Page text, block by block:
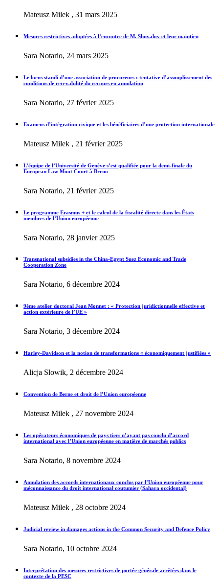
Mateusz Milek , 31 mars 2025
Mesures restrictives adoptées à l’encontre de M. Shuvalov et leur maintien
Sara Notario, 24 mars 2025
Le locus standi d’une association de procureurs : tentative d’assouplissement des
conditions de recevabilité du recours en annulation
Sara Notario, 27 février 2025
Examens d’intégration civique et les bénéficiaires d’une protection internationale
Mateusz Milek , 21 février 2025
L’équipe de l’Université de Genève s’est qualifiée pour la demi-finale du
European Law Moot Court à Brrno
Sara Notario, 21 février 2025
Le programme Erasmus + et le calcul de la fiscalité directe dans les États
membres de l’Union européenne
Sara Notario, 28 janvier 2025
Transnational subsidies in the China-Egypt Suez Economic and Trade
Cooperation Zone
Sara Notario, 6 décembre 2024
9ème atelier doctoral Jean Monnet : « Protection juridictionnelle effective et
action extérieure de l’UE »
Sara Notario, 3 décembre 2024
Harley-Davidson et la notion de transformations « économiquement justifiées »
Alicja Slowik, 2 décembre 2024
Convention de Berne et droit de l’Union européenne
Mateusz Milek , 27 novembre 2024
Les opérateurs économiques de pays tiers n’ayant pas conclu d’accord
international avec l’Union européenne en matière de marchés publics
Sara Notario, 8 novembre 2024
Annulation des accords internationaux conclus par l’Union européenne pour
méconnaissance du droit international coutumier (Sahara occidental)
Mateusz Milek , 28 octobre 2024
Judicial review in damages actions in the Common Security and Defence Policy
Sara Notario, 10 octobre 2024
Interprétation des mesures restrictives de portée générale arrêtées dans le
contexte de la PESC